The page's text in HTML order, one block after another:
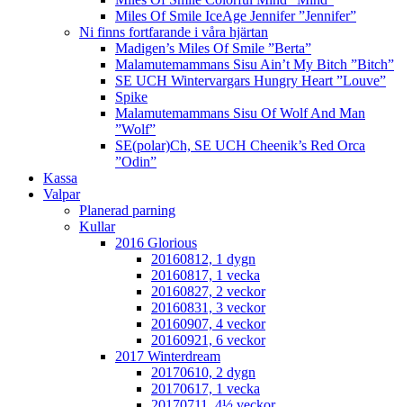
Miles Of Smile IceAge Jennifer ”Jennifer”
Ni finns fortfarande i våra hjärtan
Madigen’s Miles Of Smile ”Berta”
Malamutemammans Sisu Ain’t My Bitch ”Bitch”
SE UCH Wintervargars Hungry Heart ”Louve”
Spike
Malamutemammans Sisu Of Wolf And Man
”Wolf”
SE(polar)Ch, SE UCH Cheenik’s Red Orca
”Odin”
Kassa
Valpar
Planerad parning
Kullar
2016 Glorious
20160812, 1 dygn
20160817, 1 vecka
20160827, 2 veckor
20160831, 3 veckor
20160907, 4 veckor
20160921, 6 veckor
2017 Winterdream
20170610, 2 dygn
20170617, 1 vecka